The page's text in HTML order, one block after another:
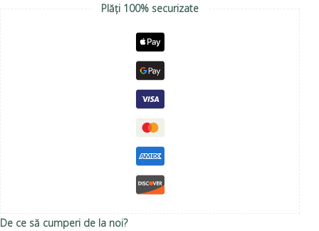
Plăți 100% securizate
De ce să cumperi de la noi?